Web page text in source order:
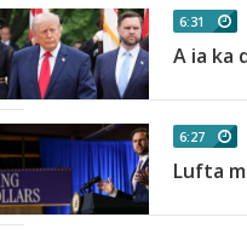
6:31
A ia ka
6:27
Lufta